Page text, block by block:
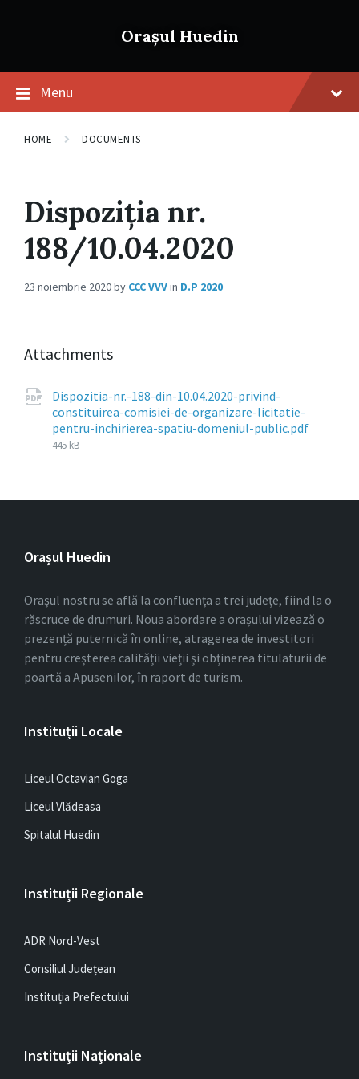
Orașul Huedin
Menu
HOME DOCUMENTS
Dispoziția nr.
188/10.04.2020
23 noiembrie 2020by CCC VVVin D.P 2020
Attachments
Dispozitia-nr.-188-din-10.04.2020-privind-
constituirea-comisiei-de-organizare-licitatie-
pentru-inchirierea-spatiu-domeniul-public.pdf
445 kB
Orașul Huedin
Orașul nostru se află la confluența a trei județe, fiind la o
răscruce de drumuri. Noua abordare a orașului vizează o
prezență puternică în online, atragerea de investitori
pentru creșterea calității vieții și obținerea titulaturii de
poartă a Apusenilor, în raport de turism.
Instituții Locale
Liceul Octavian Goga
Liceul Vlădeasa
Spitalul Huedin
Instituții Regionale
ADR Nord-Vest
Consiliul Județean
Instituția Prefectului
Instituții Naționale